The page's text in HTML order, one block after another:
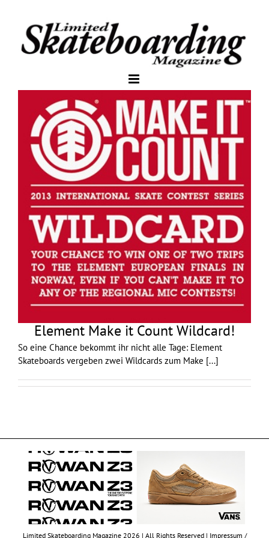
Element Make it Count Wildcard!
So eine Chance bekommt ihr nicht alle Tage: Element
Skateboards vergeben zwei Wildcards zum Make [...]
Limited Skateboarding Magazine 2026 | All Rights Reserved | Impressum /